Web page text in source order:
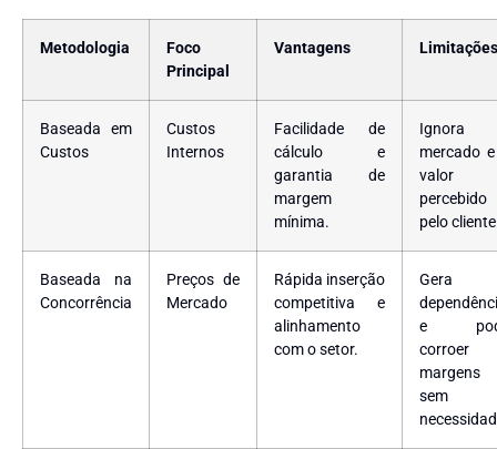
Metodologia
Foco
Principal
Vantagens Limitações
Baseada em
Custos
Custos
Internos
Facilidade de
cálculo e
garantia de
margem
mínima.
Ignora
mercado
valor
percebido
pelo
Baseada na
Concorrência
Preços de
Mercado
Rápida inserção
competitiva e
alinhamento
com o setor.
Gera
e
corroer
margens
sem